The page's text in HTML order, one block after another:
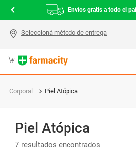
Envíos gratis a todo el
Corporal Piel Atópica
Piel Atópica
7